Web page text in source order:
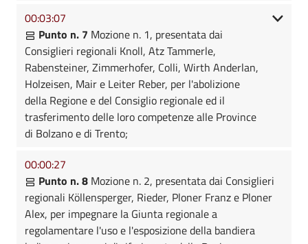
00:03:07
Punto n. 7 Mozione n. 1, presentata dai
Consiglieri regionali Knoll, Atz Tammerle,
Rabensteiner, Zimmerhofer, Colli, Wirth Anderlan,
Holzeisen, Mair e Leiter Reber, per l'abolizione
della Regione e del Consiglio regionale ed il
trasferimento delle loro competenze alle Province
di Bolzano e di Trento;
00:00:27
Punto n. 8 Mozione n. 2, presentata dai Consiglieri
regionali Köllensperger, Rieder, Ploner Franz e Ploner
Alex, per impegnare la Giunta regionale a
regolamentare l'uso e l'esposizione della bandiera